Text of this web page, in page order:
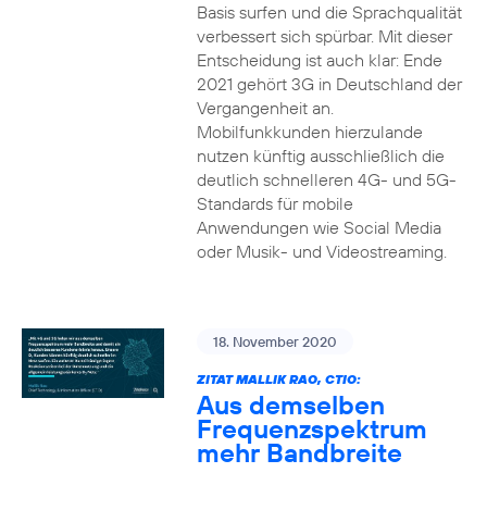
Basis surfen und die Sprachqualität
verbessert sich spürbar. Mit dieser
Entscheidung ist auch klar: Ende
2021 gehört 3G in Deutschland der
Vergangenheit an.
Mobilfunkkunden hierzulande
nutzen künftig ausschließlich die
deutlich schnelleren 4G- und 5G-
Standards für mobile
Anwendungen wie Social Media
oder Musik- und Videostreaming.
18. November 2020
ZITAT MALLIK RAO, CTIO:
Aus demselben
Frequenzspektrum
mehr Bandbreite